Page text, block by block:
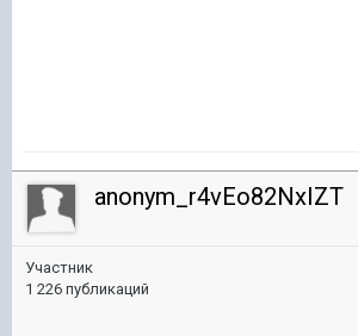
anonym_r4vEo82NxIZT
Участник
1 226 публикаций